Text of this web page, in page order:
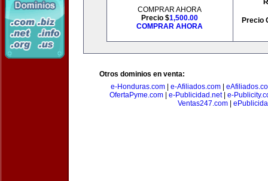
COMPRAR AHORA
Precio $1,500.00
COMPRAR AHORA
Precio
Otros dominios en venta:
e-Honduras.com| e-Afiliados.com|
OfertaPyme.com| e-Publicidad.net| e-
Ventas247.com